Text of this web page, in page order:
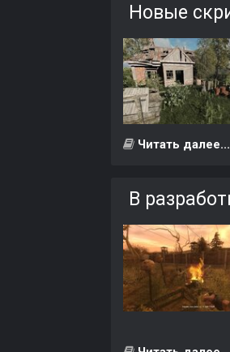
Новые
Читать далее...
В